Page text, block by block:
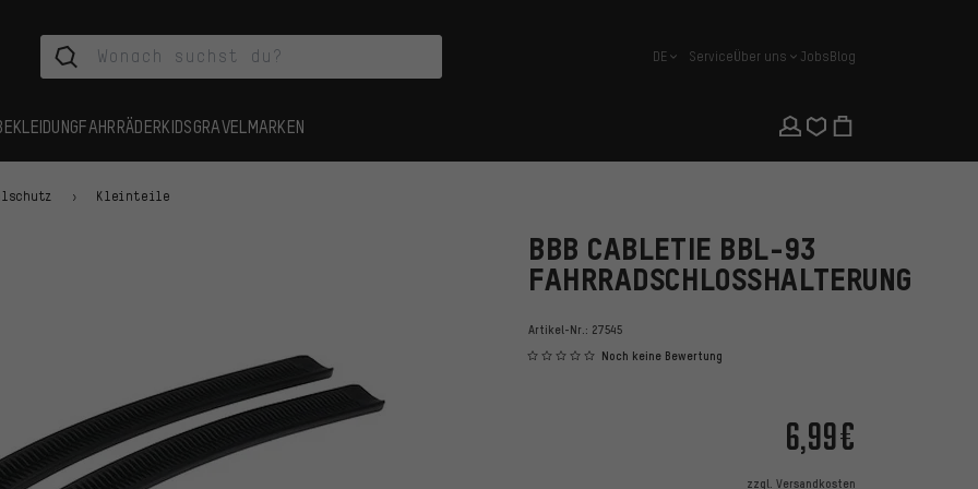
Deutsch
DE ServiceÜber uns JobsBlog
FAHRRÄDERKIDSGRAVEL MARKEN
Kleinteile
BBB CABLETIE BBL-93
FAHRRADSCHLOSSHALTERUNG
Artikel-Nr.: 27545
Noch keine Bewertung
6,99€
zzgl. Versandkosten